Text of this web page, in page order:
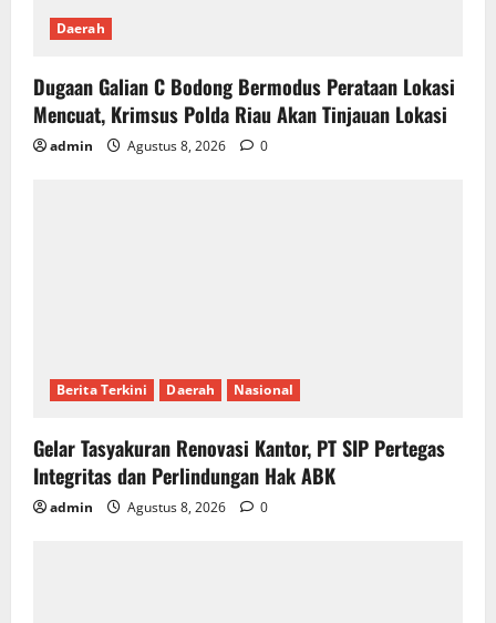
Daerah
Dugaan Galian C Bodong Bermodus Perataan Lokasi
Mencuat, Krimsus Polda Riau Akan Tinjauan Lokasi
admin Agustus 8, 2026 0
Berita Terkini Daerah Nasional
Gelar Tasyakuran Renovasi Kantor, PT SIP Pertegas
Integritas dan Perlindungan Hak ABK
admin Agustus 8, 2026 0